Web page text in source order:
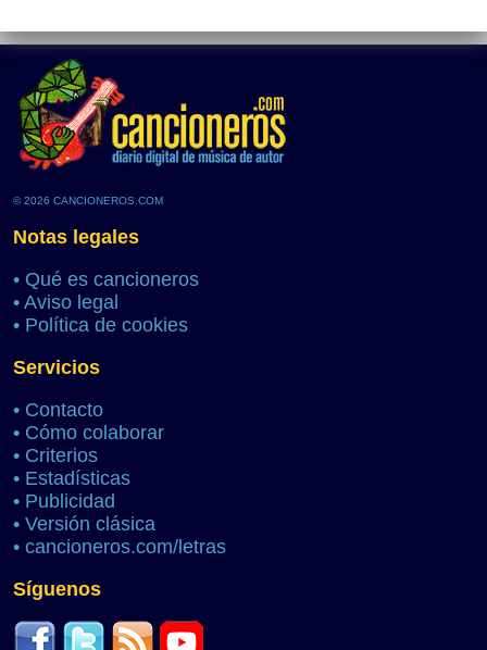
© 2026 CANCIONEROS.COM
Notas legales
• Qué es cancioneros
• Aviso legal
• Política de cookies
Servicios
• Contacto
• Cómo colaborar
• Criterios
• Estadísticas
• Publicidad
• Versión clásica
• cancioneros.com/letras
Síguenos